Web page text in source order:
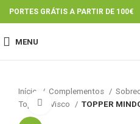
PORTES GRÁTIS A PARTIR DE 100€
MENU
Início Complementos
Toppers Visco
TOPPER
Click to enlarge